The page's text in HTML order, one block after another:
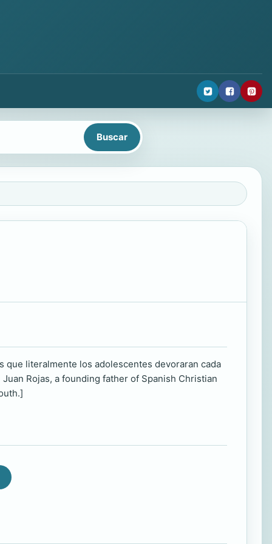
que literalmente los adolescentes devoraran cada
Rojas, a founding father of Spanish Christian